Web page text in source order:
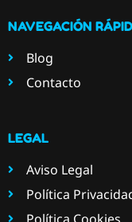
NAVEGACIÓN
Blog
Contacto
LEGAL
Aviso Legal
Política